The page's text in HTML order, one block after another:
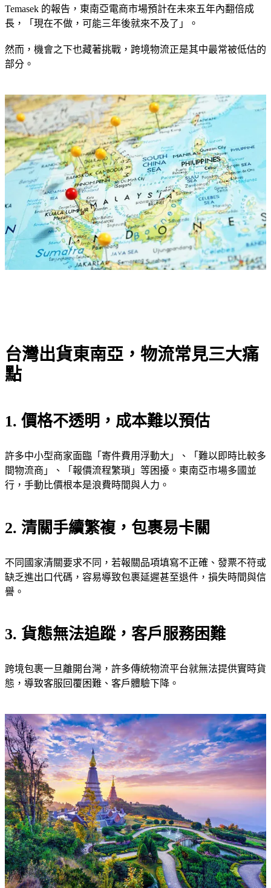
Temasek 的報告，東南亞電商市場預計在未來五年內翻倍成
長，「現在不做，可能三年後就來不及了」。
然而，機會之下也藏著挑戰，跨境物流正是其中最常被低估的
部分。
台灣出貨東南亞，物流常見三大痛
點
1. 價格不透明，成本難以預估
許多中小型商家面臨「寄件費用浮動大」、「難以即時比較多
間物流商」、「報價流程繁瑣」等困擾。東南亞市場多國並
行，手動比價根本是浪費時間與人力。
2. 清關手續繁複，包裹易卡關
不同國家清關要求不同，若報關品項填寫不正確、發票不符或
缺乏進出口代碼，容易導致包裹延遲甚至退件，損失時間與信
譽。
3. 貨態無法追蹤，客戶服務困難
跨境包裹一旦離開台灣，許多傳統物流平台就無法提供實時貨
態，導致客服回覆困難、客戶體驗下降。